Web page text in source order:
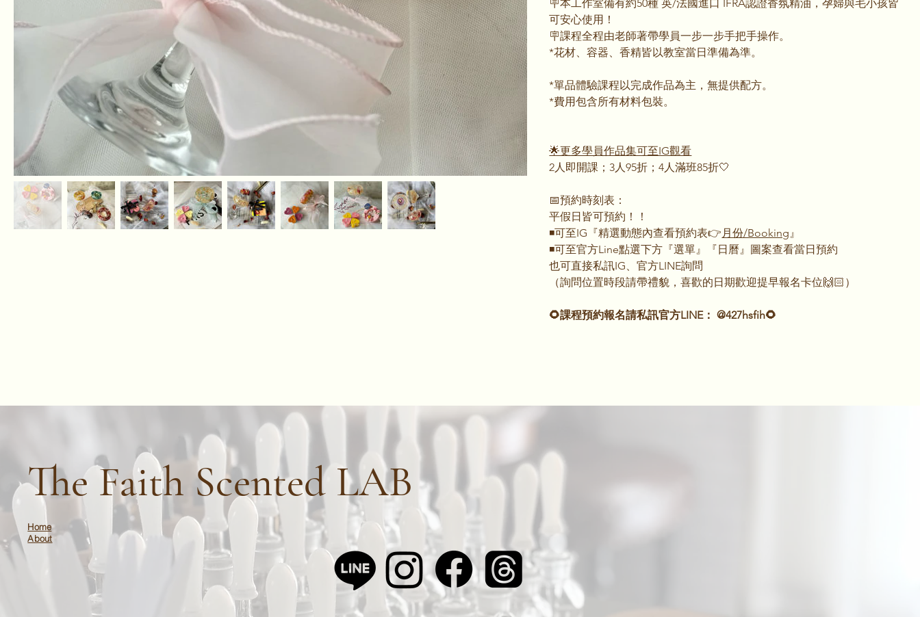
🪧本工作室備有約50種 英/法國進口 IFRA認證香氛精油，孕婦與毛小孩皆
可安心使用！
🪧課程全程由老師著帶學員一步一步手把手操作。
*花材、容器、香精皆以教室當日準備為準。
*單品體驗課程以完成作品為主，無提供配方。
*費用包含所有材料包裝。
🌟更多學員作品集可至IG觀看
2人即開課；3人95折；4人滿班85折🤍
📅預約時刻表：
平假日皆可預約！！
◾️可至IG『精選動態內查看預約表👉 月份/Booking 』
◾️可至官方Line點選下方『選單』『日曆』圖案查看當日預約
也可直接私訊IG、官方LINE詢問
（詢問位置時段請帶禮貌，喜歡的日期歡迎提早報名卡位🙌🏻）
🌻課程預約報名請私訊官方LINE： @427hsfih🌻
The Faith Scented LAB
Home
About